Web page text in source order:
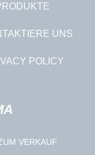
UNS
POLICY
VERKAUF